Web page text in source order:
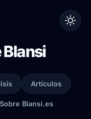
Blansi
Artículos
Sobre Blansi.es